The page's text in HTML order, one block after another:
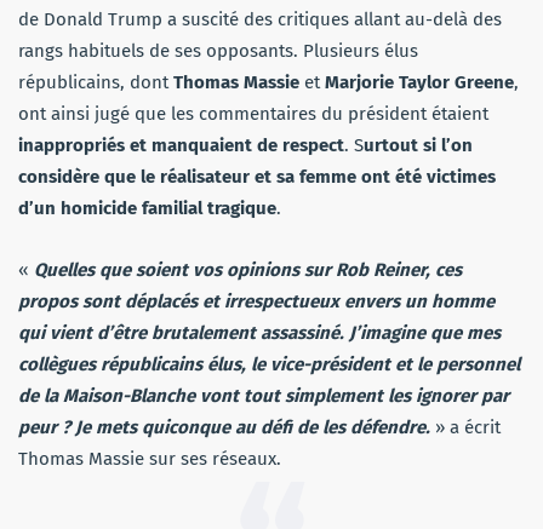
de Donald Trump a suscité des critiques allant au-delà des
rangs habituels de ses opposants. Plusieurs élus
républicains, dontThomas Massie etMarjorie Taylor Greene,
ont ainsi jugé que les commentaires du président étaient
inappropriés et manquaient de respect. Surtout si l’on
considère que le réalisateur et sa femme ont été victimes
d’un homicide familial tragique.
« Quelles que soient vos opinions sur Rob Reiner, ces
propos sont déplacés et irrespectueux envers un homme
qui vient d’être brutalement assassiné. J’imagine que mes
collègues républicains élus, le vice-président et le personnel
de la Maison-Blanche vont tout simplement les ignorer par
peur ? Je mets quiconque au défi de les défendre. » a écrit
Thomas Massie sur ses réseaux.